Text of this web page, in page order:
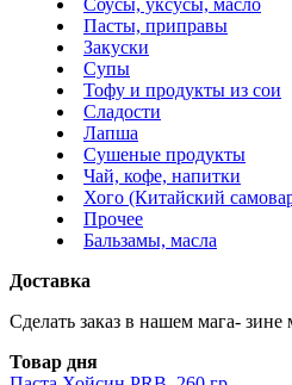
Соусы, уксусы, масло
Пасты, приправы
Закуски
Супы
Тофу и продукты из сои
Сладости
Лапша
Сушеные продукты
Чай, кофе, напитки
Хого (Китайский
Прочее
Бальзамы, масла
Доставка
Сделать заказ в нашем мага-
Товар дня